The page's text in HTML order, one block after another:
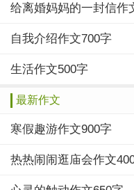
给离婚妈妈的一封信作
自我介绍作文700字
生活作文500字
最新作文
寒假趣游作文900字
热热闹闹逛庙会作文